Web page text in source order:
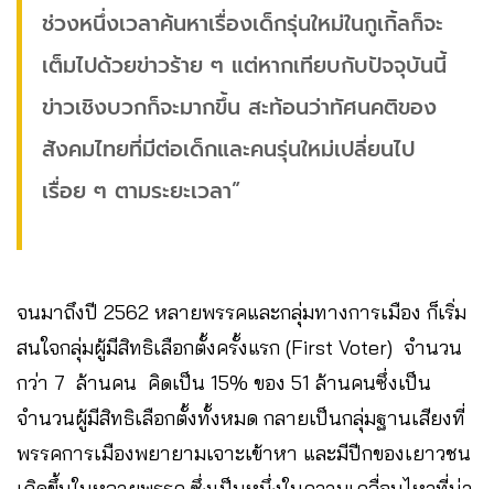
ช่วงหนึ่งเวลาค้นหาเรื่องเด็กรุ่นใหม่ในกูเกิ้ลก็จะ
เต็มไปด้วยข่าวร้าย ๆ แต่หากเทียบกับปัจจุบันนี้
ข่าวเชิงบวกก็จะมากขึ้น สะท้อนว่าทัศนคติของ
สังคมไทยที่มีต่อเด็กและคนรุ่นใหม่เปลี่ยนไป
เรื่อย ๆ ตามระยะเวลา”
จนมาถึงปี 2562 หลายพรรคและกลุ่มทางการเมือง ก็เริ่ม
สนใจกลุ่มผู้มีสิทธิเลือกตั้งครั้งแรก (First Voter) จำนวน
กว่า 7 ล้านคน คิดเป็น 15% ของ 51 ล้านคนซึ่งเป็น
จำนวนผู้มีสิทธิเลือกตั้งทั้งหมด กลายเป็นกลุ่มฐานเสียงที่
พรรคการเมืองพยายามเจาะเข้าหา และมีปีกของเยาวชน